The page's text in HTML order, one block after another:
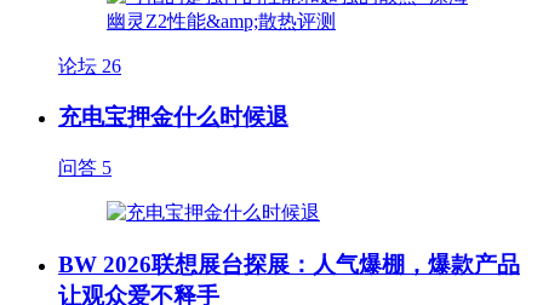
论坛 26
充电宝押金什么时候退
问答 5
BW 2026联想展台探展：人气爆棚，爆款产品
让观众爱不释手